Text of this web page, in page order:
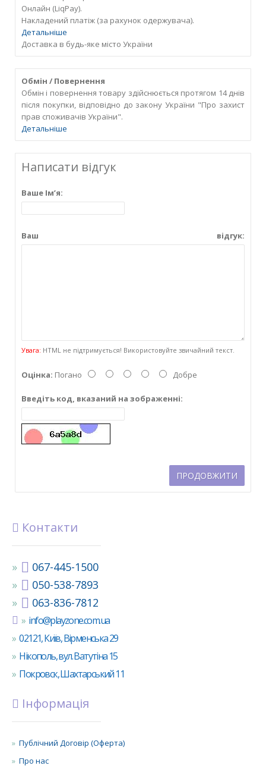
Онлайн (LiqPay).
Накладений платіж (за рахунок одержувача).
Детальніше
Доставка в будь-яке місто України
Обмін / Повернення
Обмін і повернення товару здійснюється протягом 14 днів
після покупки, відповідно до закону України "Про захист
прав споживачів України".
Детальніше
Написати відгук
Ваше Ім’я:
Ваш відгук:
Увага: HTML не підтримується! Використовуйте звичайний текст.
Оцінка: Погано Добре
Введіть код, вказаний на зображенні:
ПРОДОВЖИТИ
Контакти
067-445-1500
050-538-7893
063-836-7812
info@playzone.com.ua
02121, Київ, Вірменська 29
Нікополь, вул. Ватутіна 15
Покровск, Шахтарський 11
Інформація
Публічний Договір (Оферта)
Про нас